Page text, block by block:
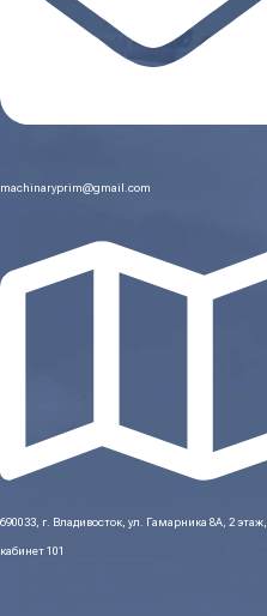
machinaryprim@gmail.com
690033, г. Владивосток, ул. Гамарника 8А, 2 этаж,
кабинет 101